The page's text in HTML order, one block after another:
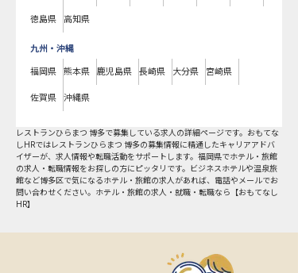
徳島県 高知県
九州・沖縄
福岡県 熊本県 鹿児島県 長崎県 大分県 宮崎県
佐賀県 沖縄県
レストランひらまつ 博多で募集している求人の詳細ページです。おもてな
しHRではレストランひらまつ 博多の募集情報に精通したキャリアアドバ
イザーが、求人情報や転職活動をサポートします。福岡県でホテル・旅館
の求人・転職情報をお探しの方にピッタリです。ビジネスホテルや温泉旅
館など博多区で気になるホテル・旅館の求人があれば、電話やメールでお
問い合わせください。ホテル・旅館の求人・就職・転職なら【おもてなし
HR】